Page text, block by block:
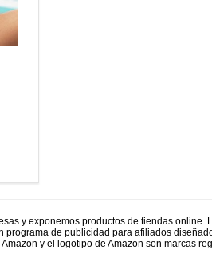
y exponemos productos de tiendas online.
de publicidad para afiliados
y el logotipo de Amazon son marcas